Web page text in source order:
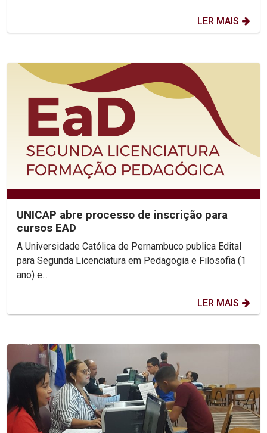
LER MAIS
UNICAP abre processo de inscrição para
cursos EAD
A Universidade Católica de Pernambuco publica Edital
para Segunda Licenciatura em Pedagogia e Filosofia (1
ano) e...
LER MAIS